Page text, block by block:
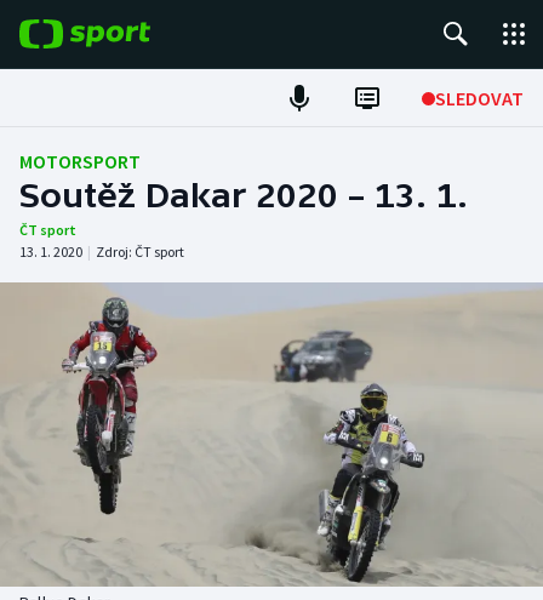
SLEDOVAT
Fotbal
Hokej
Atletika
Cyklistika
DALŠÍ SPORTY
Americký fotbal
Baseball a softbal
NEPŘEHLÉDNĚTE
Soutěže
MOTORSPORT
Soutěž Dakar 2020 – 13. 1.
ČT sport
13. 1. 2020 | Zdroj: ČT sport